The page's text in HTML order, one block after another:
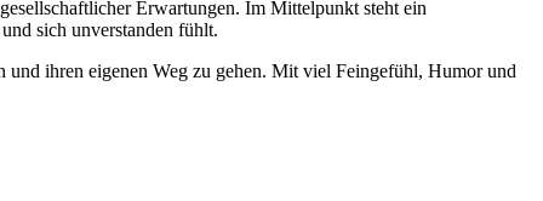
Erwartungen. Im Mittelpunkt steht ein
sich unverstanden fühlt.
ihren eigenen Weg zu gehen. Mit viel Feingefühl, Humor und